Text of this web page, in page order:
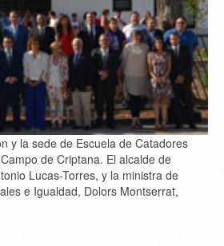
y la sede de Escuela de Catadores
de Criptana. El alcalde de
Lucas-Torres, y la ministra de
e Igualdad, Dolors Montserrat,